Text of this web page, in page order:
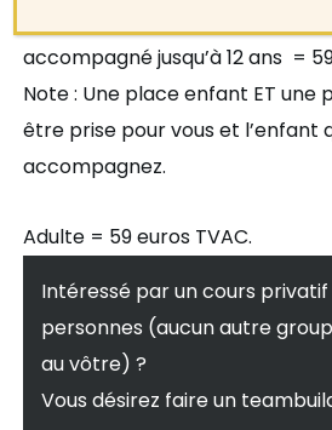
accompagné jusqu’à 12 ans =
Note : Une place enfant ET une
être prise pour vous et l’enfant
accompagnez.
Adulte = 59 euros TVAC.
Intéressé par un cours privatif
personnes (aucun autre
au vôtre) ?
Vous désirez faire un